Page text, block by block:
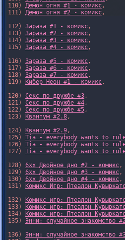
110) Демон огня #1 - комикс,
111) Демон огня #2 - комикс,
112) Зараза #1 - комикс,
113) Зараза #2 - комикс,
114) Зараза #3 - комикс,
115) Зараза #4 - комикс,
116) Зараза #5 - комикс,
117) Зараза #6 - комикс,
118) Зараза #7 - комикс,
119)
Кибер Неон #1 - комикс,
120) Секс по дружбе #3,
121) Секс по дружбе #4,
122) Секс по дружбе #5,
123)
Квантум #2.8,
124)
Квантум #2.9,
125) Tia - everybody wants to
126) Tia - everybody wants to
127) Tia - everybody wants to
128) 6xx Двойное дно #2 - комикс,
129) 6xx Двойное дно #3 - комикс,
130) 6xx Двойное дно #4 - комикс,
131)
Комикс Игр: Птеалон
132)
Комикс игр: Птеалон
133)
Комикс игр: Птеалон
134)
Комикс игр: Птеалон
135) Энни: случайное знакомство
136) Энни: случайное знакомство